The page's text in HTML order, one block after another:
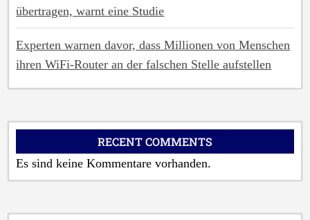
übertragen, warnt eine Studie
Experten warnen davor, dass Millionen von Menschen
ihren WiFi-Router an der falschen Stelle aufstellen
RECENT COMMENTS
Es sind keine Kommentare vorhanden.